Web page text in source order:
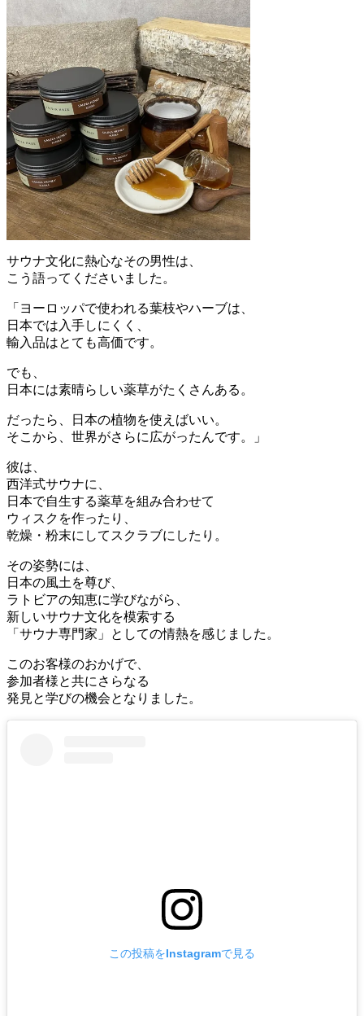
サウナ文化に熱心なその男性は、
こう語ってくださいました。
「ヨーロッパで使われる葉枝やハーブは、
日本では入手しにくく、
輸入品はとても高価です。
でも、
日本には素晴らしい薬草がたくさんある。
だったら、日本の植物を使えばいい。
そこから、世界がさらに広がったんです。」
彼は、
西洋式サウナに、
日本で自生する薬草を組み合わせて
ウィスクを作ったり、
乾燥・粉末にしてスクラブにしたり。
その姿勢には、
日本の風土を尊び、
ラトビアの知恵に学びながら、
新しいサウナ文化を模索する
「サウナ専門家」としての情熱を感じました。
このお客様のおかげで、
参加者様と共にさらなる
発見と学びの機会となりました。
この投稿をInstagramで見る